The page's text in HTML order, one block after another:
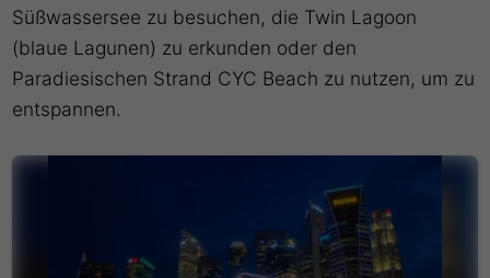
Süßwassersee zu besuchen, die Twin Lagoon
(blaue Lagunen) zu erkunden oder den
Paradiesischen Strand CYC Beach zu nutzen, um zu
entspannen.